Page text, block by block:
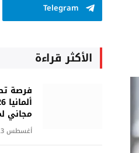
Telegram
الأكثر قراءة
فرصة
مجاني
أغسطس 3, 2026